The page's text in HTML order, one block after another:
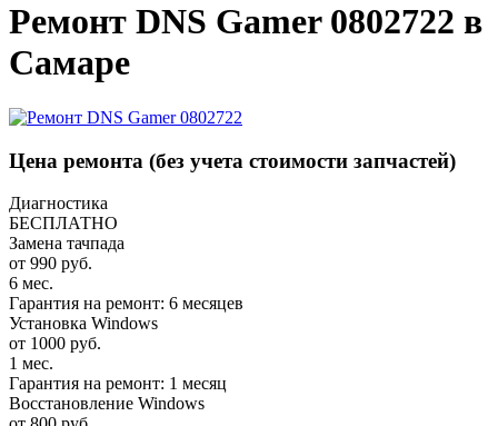
Ремонт DNS Gamer 0802722 в
Самаре
Цена ремонта (без учета стоимости запчастей)
Диагностика
БЕСПЛАТНО
Замена тачпада
от 990 руб.
6 мес.
Гарантия на ремонт: 6 месяцев
Установка Windows
от 1000 руб.
1 мес.
Гарантия на ремонт: 1 месяц
Восстановление Windows